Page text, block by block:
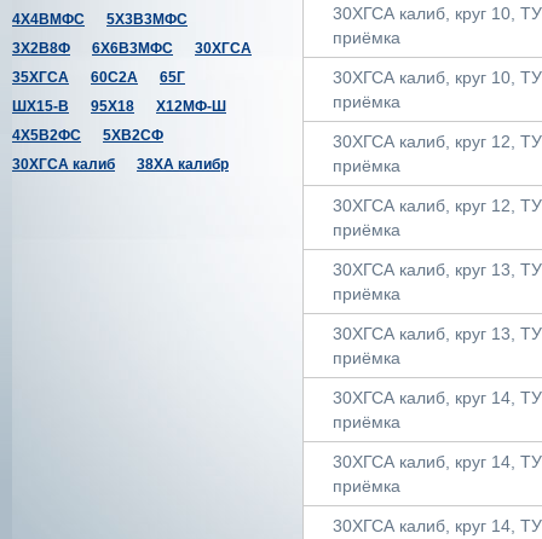
30ХГСА калиб, круг 10,
приёмка
30ХГСА калиб, круг 10,
приёмка
30ХГСА калиб, круг 12,
приёмка
30ХГСА калиб, круг 12,
приёмка
30ХГСА калиб, круг 13,
приёмка
30ХГСА калиб, круг 13,
приёмка
30ХГСА калиб, круг 14,
приёмка
30ХГСА калиб, круг 14,
приёмка
30ХГСА калиб, круг 14,
4Х4ВМФС
5Х3В3МФС
3Х2В8Ф
6Х6В3МФС
30ХГСА
35ХГСА
60С2А
65Г
ШХ15-В
95Х18
Х12МФ-Ш
4Х5В2ФС
5ХВ2СФ
30ХГСА калиб
38ХА калибр